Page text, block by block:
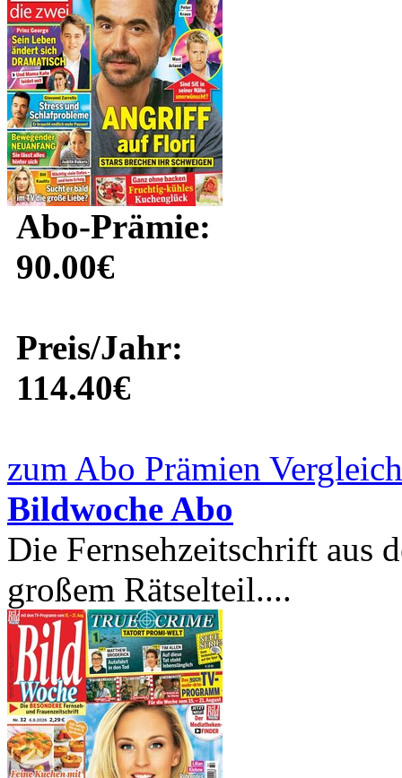
Abo-Prämie:
90.00€
Preis/Jahr:
114.40€
zum Abo Prämien
Bildwoche Abo
Die Fernsehzeitschrift aus
großem Rätselteil....